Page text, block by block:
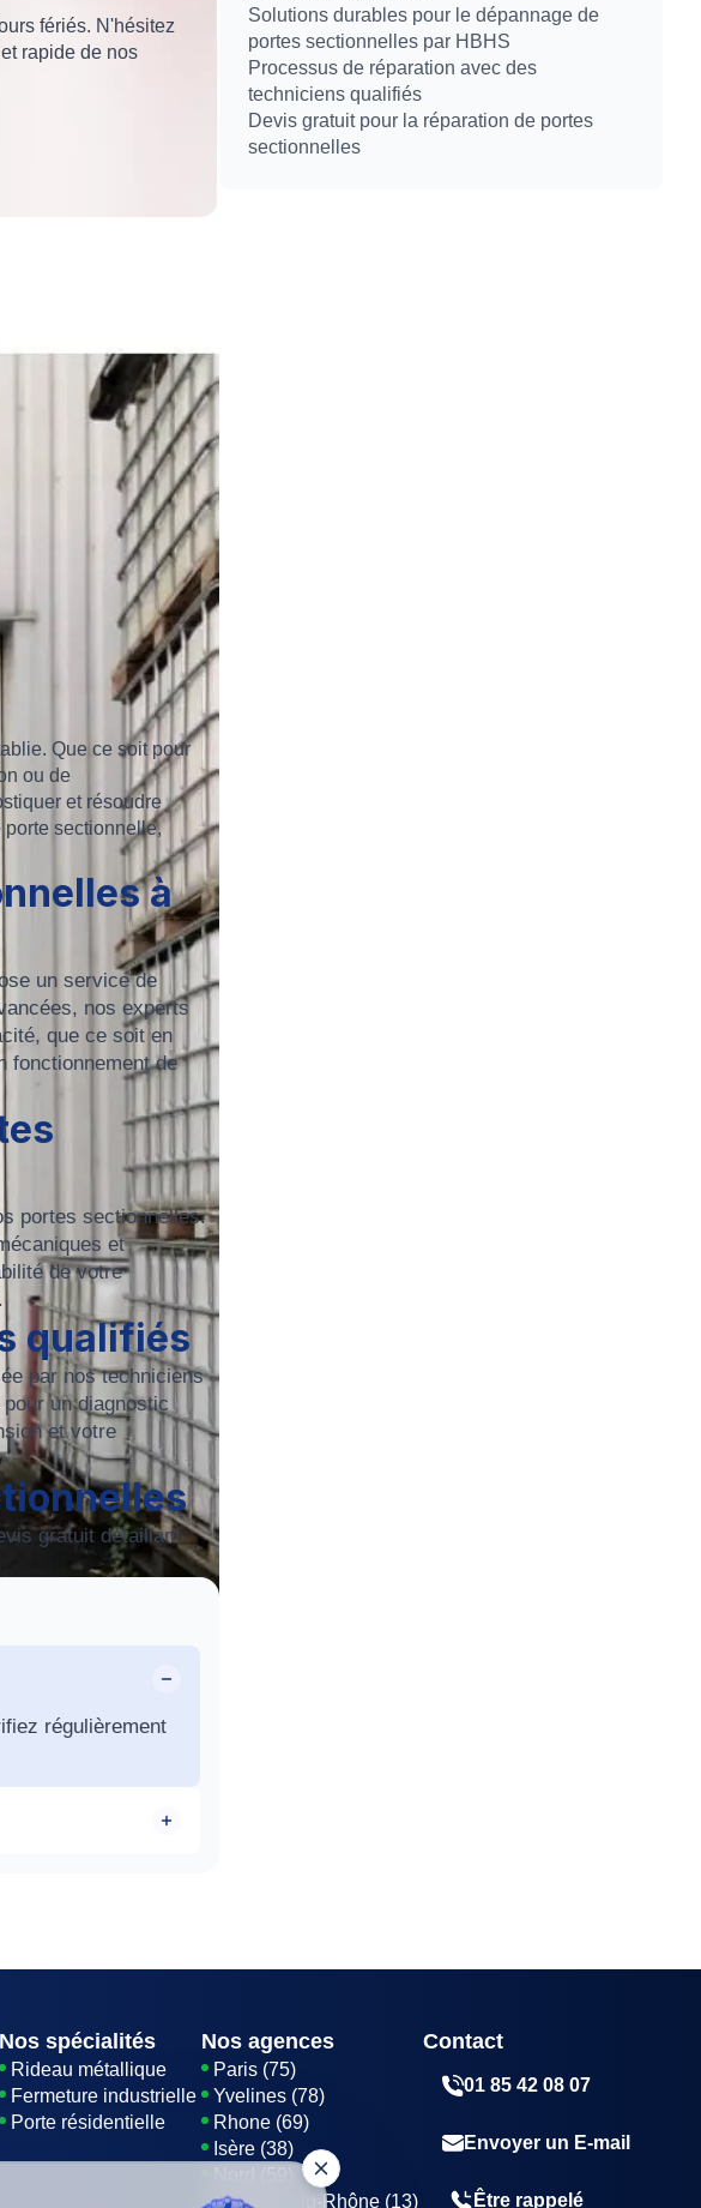
Solutions durables pour le dépannage de
portes sectionnelles par HBHS
Processus de réparation avec des
techniciens qualifiés
Devis gratuit pour la réparation de portes
sectionnelles
fériés. N'hésitez
rapide de nos
Que ce soit pour
ou de
et résoudre
porte sectionnelle,
à
un service de
nos experts
que ce soit en
fonctionnement de
portes sectionnelles.
et
de votre
qualifiés
par nos techniciens
un diagnostic
et votre
gratuit détaillant
régulièrement
Nos spécialités
Rideau métallique
Fermeture industrielle
Porte résidentielle
Nos agences
Paris (75)
Yvelines (78)
Rhone (69)
Isère (38)
Bouches-du-Rhône (13)
Contact
01 85 42 08 07
Envoyer un E-mail
Être rappelé